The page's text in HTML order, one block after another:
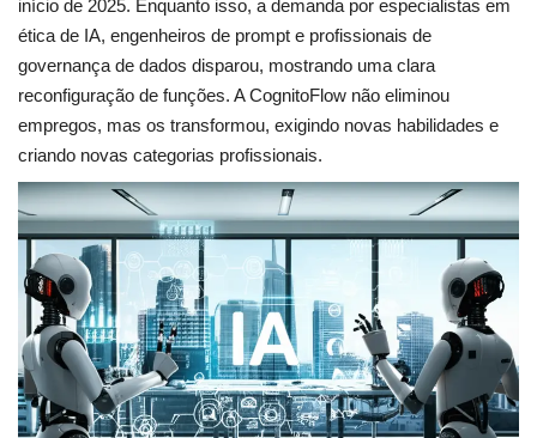
início de 2025. Enquanto isso, a demanda por especialistas em
ética de IA, engenheiros de prompt e profissionais de
governança de dados disparou, mostrando uma clara
reconfiguração de funções. A CognitoFlow não eliminou
empregos, mas os transformou, exigindo novas habilidades e
criando novas categorias profissionais.